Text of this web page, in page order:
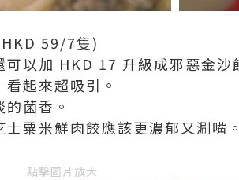
59/7隻)
以加 HKD 17 升級成邪惡金沙
起來超吸引。
菌香。
粟米鮮肉餃應該更濃郁又涮嘴
點擊圖片放大